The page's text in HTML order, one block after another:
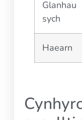
Glanhau
sych
Haearn